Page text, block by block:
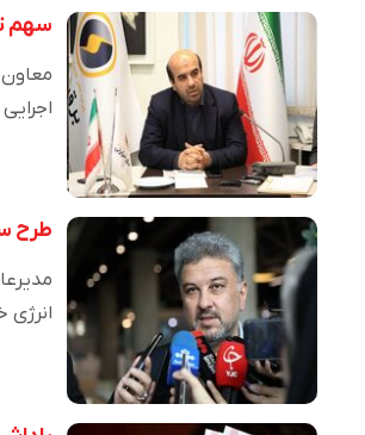
سهم
اجرایی ۴۰۰ مگاوات نیروگاه…
طرح
انرژی